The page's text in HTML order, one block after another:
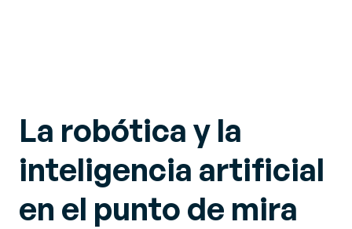
La robótica y la
inteligencia artificial
en el punto de mira